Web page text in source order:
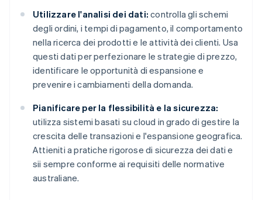
Utilizzare l'analisi dei dati: controlla gli schemi
degli ordini, i tempi di pagamento, il comportamento
nella ricerca dei prodotti e le attività dei clienti. Usa
questi dati per perfezionare le strategie di prezzo,
identificare le opportunità di espansione e
prevenire i cambiamenti della domanda.
Pianificare per la flessibilità e la sicurezza:
utilizza sistemi basati su cloud in grado di gestire la
crescita delle transazioni e l'espansione geografica.
Attieniti a pratiche rigorose di sicurezza dei dati e
sii sempre conforme ai requisiti delle normative
australiane.